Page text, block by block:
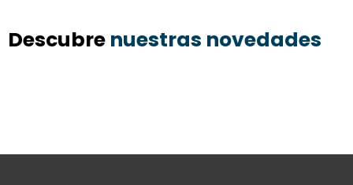
Descubre nuestras novedades